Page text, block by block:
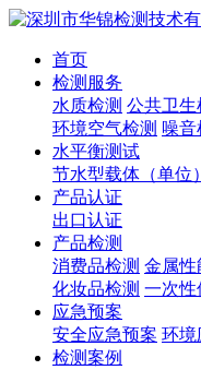
首页
检测服务
水质检测 公共卫生
环境空气检测 噪音
水平衡测试
节水型载体（单位
产品认证
出口认证
产品检测
消费品检测 金属性
化妆品检测 一次性
应急预案
安全应急预案 环境
检测案例